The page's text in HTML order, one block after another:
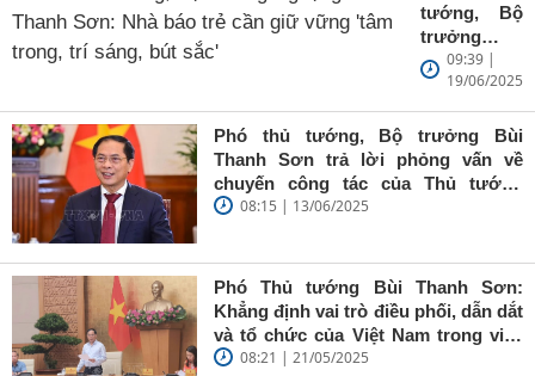
tướng, Bộ
trưởng
Ngoại giao
Bùi Thanh
Sơn: Nhà
báo trẻ cần
giữ vững
'tâm trong,
09:39 |
19/06/2025
Phó thủ tướng, Bộ trưởng Bùi
Thanh Sơn trả lời phỏng vấn về
chuyến công tác của Thủ tướng
Chính phủ đến Estonia, Pháp và
08:15 | 13/06/2025
Phó Thủ tướng Bùi Thanh Sơn:
Khẳng định vai trò điều phối, dẫn dắt
và tổ chức của Việt Nam trong việc
đề cao chủ nghĩa đa phương, đoàn
08:21 | 21/05/2025